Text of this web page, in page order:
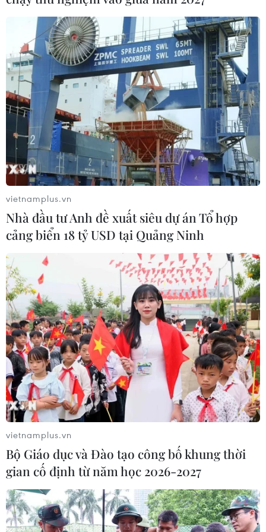
chiến thắng của U23 Việt Nam
23/05/2022 00:26
Các khu vực Phố đi bộ Nguyễn Huệ, chợ Bến Thành,
Nhà thờ Đức Bà, Nhà hát Thành phố ở Thành phố Hồ
Chí Minh trở thành những điểm “tập kết” để người hâm
mộ hò reo vui mừng chiến thắng.
SEA Games 31: Thể thao Việt Nam kỷ lục
mới và bước tiến mới
23/05/2022 00:47
Không chỉ ấn tượng về số lượng, rất nhiều tấm huy
chương Vàng mà các tuyển thủ Việt Nam giành được
tại SEA Games 31 đã thể hiện sự tiến bộ vượt bậc về
chuyên môn.
vietnamplus.vn
Nhà đầu tư Anh đề xuất siêu dự án Tổ hợp
cảng biển 18 tỷ USD tại Quảng Ninh
vietnamplus.vn
Bộ Giáo dục và Đào tạo công bố khung thời
gian cố định từ năm học 2026-2027